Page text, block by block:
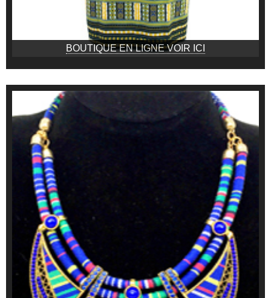
BOUTIQUE EN LIGNE VOIR ICI